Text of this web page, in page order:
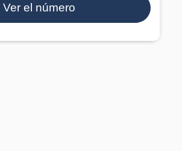
Ver el número